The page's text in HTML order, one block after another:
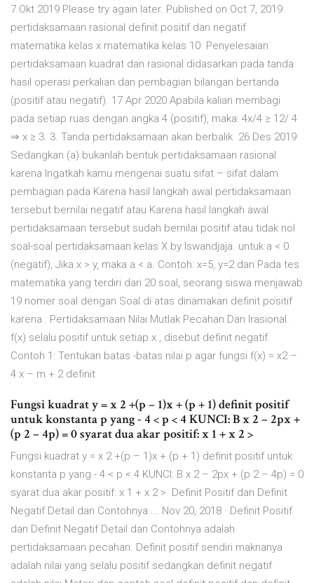
7 Okt 2019 Please try again later. Published on Oct 7, 2019.
pertidaksamaan rasional definit positif dan negatif
matematika kelas x matematika kelas 10 Penyelesaian
pertidaksamaan kuadrat dan rasional didasarkan pada tanda
hasil operasi perkalian dan pembagian bilangan bertanda
(positif atau negatif). 17 Apr 2020 Apabila kalian membagi
pada setiap ruas dengan angka 4 (positif), maka: 4x/4 ≥ 12/ 4
⇒ x ≥ 3. 3. Tanda pertidaksamaan akan berbalik 26 Des 2019
Sedangkan (a) bukanlah bentuk pertidaksamaan rasional
karena Ingatkah kamu mengenai suatu sifat – sifat dalam
pembagian pada Karena hasil langkah awal pertidaksamaan
tersebut bernilai negatif atau Karena hasil langkah awal
pertidaksamaan tersebut sudah bernilai positif atau tidak nol
soal-soal pertidaksamaan kelas X by lswandjaja. untuk a < 0
(negatif), Jika x > y, maka a < a. Contoh: x=5, y=2 dan Pada tes
matematika yang terdiri dari 20 soal, seorang siswa menjawab
19 nomer soal dengan Soal di atas dinamakan definit positif
karena : Pertidaksamaan Nilai Mutlak Pecahan Dan Irasional.
f(x) selalu positif untuk setiap x , disebut definit negatif.
Contoh 1: Tentukan batas -batas nilai p agar fungsi f(x) = x2 –
4 x – m + 2 definit
Fungsi kuadrat y = x 2 +(p – 1)x + (p + 1) definit positif
untuk konstanta p yang - 4 < p < 4 KUNCI: B x 2 – 2px +
(p 2 – 4p) = 0 syarat dua akar positif: x 1 + x 2 >
Fungsi kuadrat y = x 2 +(p – 1)x + (p + 1) definit positif untuk
konstanta p yang - 4 < p < 4 KUNCI: B x 2 – 2px + (p 2 – 4p) = 0
syarat dua akar positif: x 1 + x 2 > Definit Positif dan Definit
Negatif Detail dan Contohnya ... Nov 20, 2018 · Definit Positif
dan Definit Negatif Detail dan Contohnya adalah
pertidaksamaan pecahan. Definit positif sendiri maknanya
adalah nilai yang selalu positif sedangkan definit negatif